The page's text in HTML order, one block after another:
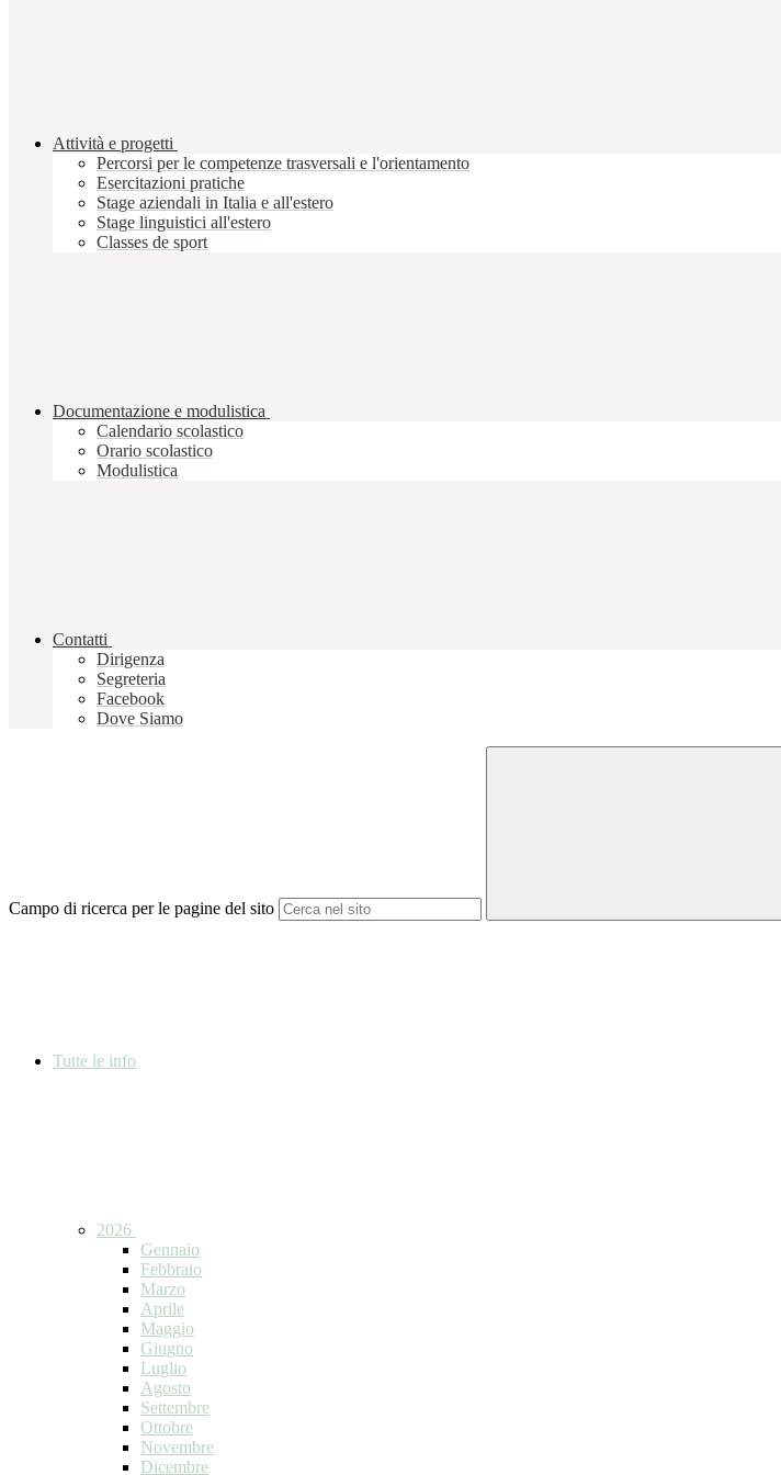
Attività e progetti
Percorsi per le competenze trasversali e l'orientamento
Esercitazioni pratiche
Stage aziendali in Italia e all'estero
Stage linguistici all'estero
Classes de sport
Documentazione e modulistica
Calendario scolastico
Orario scolastico
Modulistica
Contatti
Dirigenza
Segreteria
Facebook
Dove Siamo
Campo di ricerca per le pagine del sito
Tutte le info
2026
Gennaio
Febbraio
Marzo
Aprile
Maggio
Giugno
Luglio
Agosto
Settembre
Ottobre
Novembre
Dicembre